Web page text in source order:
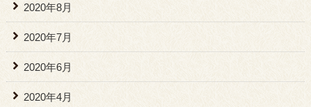
2020年8月
2020年7月
2020年6月
2020年4月